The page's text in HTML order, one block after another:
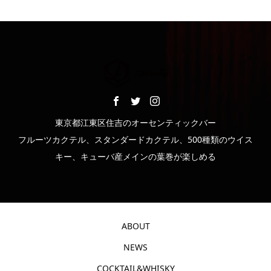
東京都江東区住吉のオーセンティックバー
フルーツカクテル、スタンダードカクテル、500種類のウイス
キー、キューバ産メインの葉巻が楽しめる
ABOUT
NEWS
COCKTAIL&WHISKY